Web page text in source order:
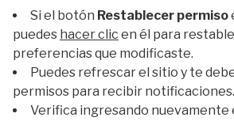
Si el botón Restablecer permiso
puedes hacer clic en él para
preferencias que modificaste.
Puedes refrescar el sitio y te
permisos para recibir notificaciones.
Verifica ingresando nuevamente